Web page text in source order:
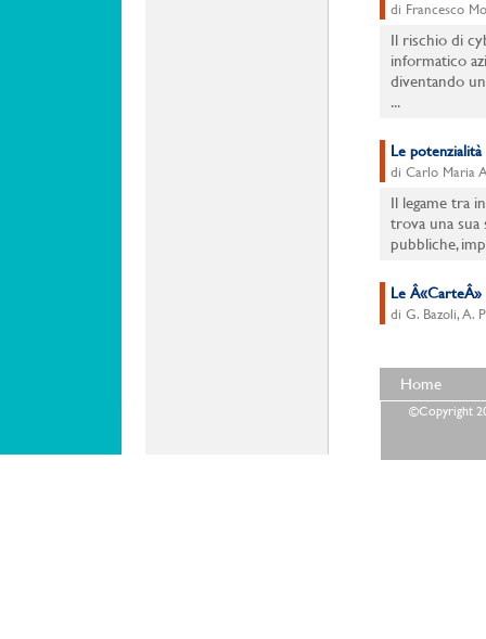
di Francesco
Il rischio di
informatico
diventando
...
Le potenzialità
di Carlo Maria
Il legame tra
trova una sua
pubbliche,
Le Â«CarteÂ»
di G. Bazoli, A.
Home
©Copyright